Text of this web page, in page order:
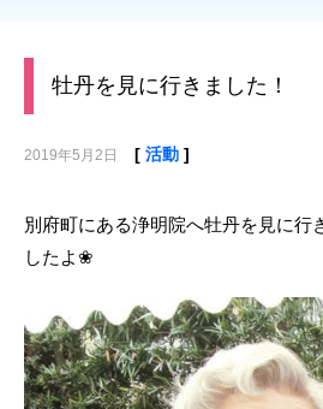
牡丹を見に行きました！
2019年5月2日 [ 活動]
別府町にある浄明院へ牡丹を見に行
したよ❀